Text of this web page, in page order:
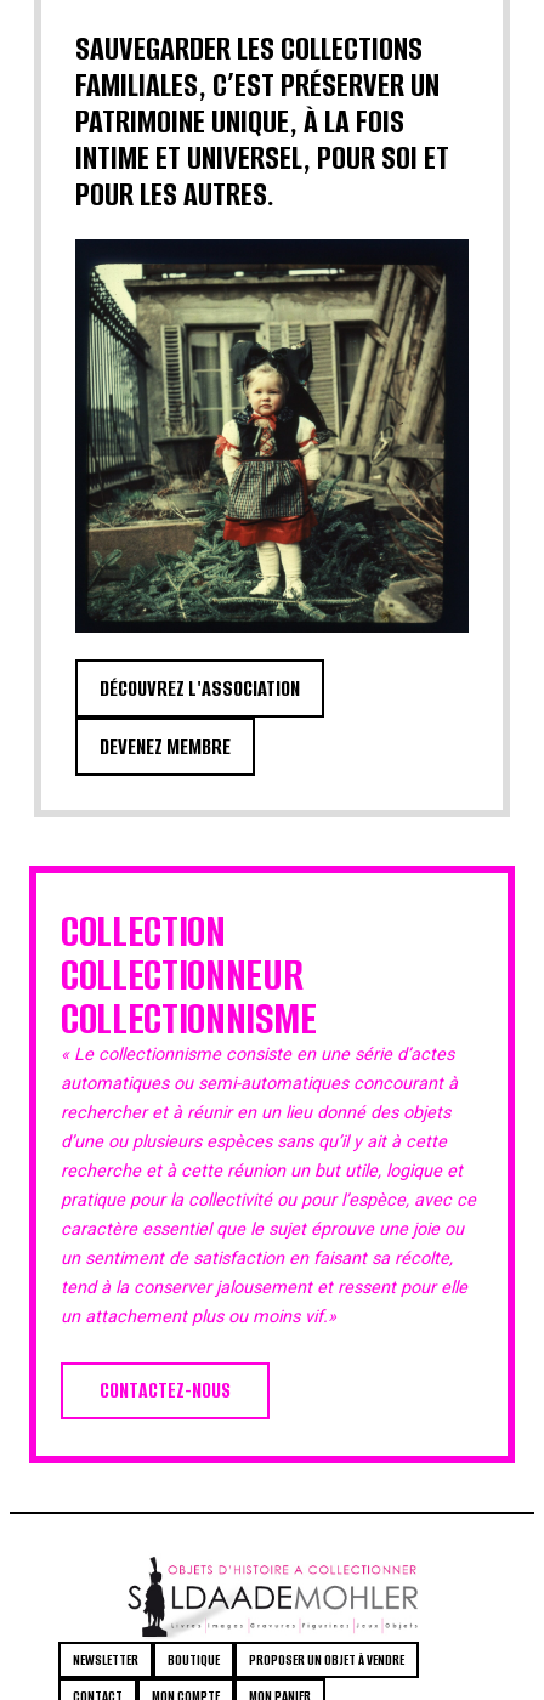
SAUVEGARDER LES COLLECTIONS
FAMILIALES, C’EST PRÉSERVER UN
PATRIMOINE UNIQUE, À LA FOIS
INTIME ET UNIVERSEL, POUR SOI ET
POUR LES AUTRES.
DÉCOUVREZ L'ASSOCIATION
DEVENEZ MEMBRE
COLLECTION
COLLECTIONNEUR
COLLECTIONNISME
« Le collectionnisme consiste en une série d’actes
automatiques ou semi-automatiques concourant à
rechercher et à réunir en un lieu donné des objets
d’une ou plusieurs espèces sans qu’il y ait à cette
recherche et à cette réunion un but utile, logique et
pratique pour la collectivité ou pour l’espèce, avec ce
caractère essentiel que le sujet éprouve une joie ou
un sentiment de satisfaction en faisant sa récolte,
tend à la conserver jalousement et ressent pour elle
un attachement plus ou moins vif.»
CONTACTEZ-NOUS
NEWSLETTER BOUTIQUE
PROPOSER UN OBJET À VENDRE